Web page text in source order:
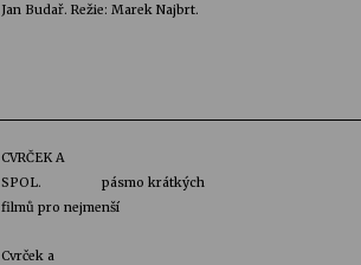
Jan Budař. Režie: Marek Najbrt.
CVRČEK A
SPOL.
pásmo krátkých
filmů pro nejmenší
Cvrček a